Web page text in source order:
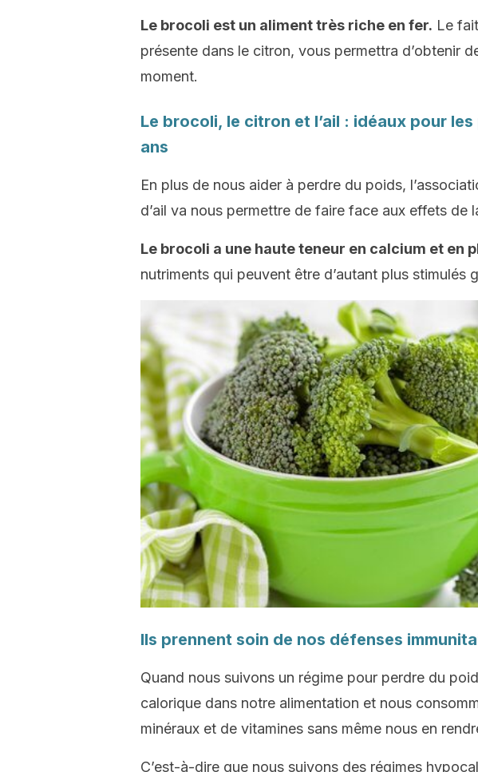
Le brocoli est un aliment très riche en fer. Le
présente dans le citron, vous permettra d’obtenir
moment.
Le brocoli, le citron et l’ail : idéaux pour
ans
En plus de nous aider à perdre du poids,
d’ail va nous permettre de faire face aux effets de
Le brocoli a une haute teneur en calcium et en
nutriments qui peuvent être d’autant plus stimulés
Ils prennent soin de nos défenses
Quand nous suivons un régime pour perdre du
calorique dans notre alimentation et nous
minéraux et de vitamines sans même nous en
C’est-à-dire que nous suivons des régimes